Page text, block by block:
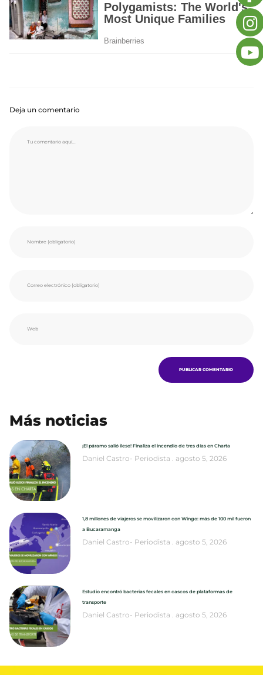
Deja un comentario
Más noticias
¡El páramo salió ileso! Finaliza el incendio de tres días en Charta
Daniel Castro- Periodista agosto 5, 2026
1,8 millones de viajeros se movilizaron con Wingo: más de 100 mil fueron
a Bucaramanga
Daniel Castro- Periodista agosto 5, 2026
Estudio encontró bacterias fecales en cascos de plataformas de
transporte
Daniel Castro- Periodista agosto 5, 2026